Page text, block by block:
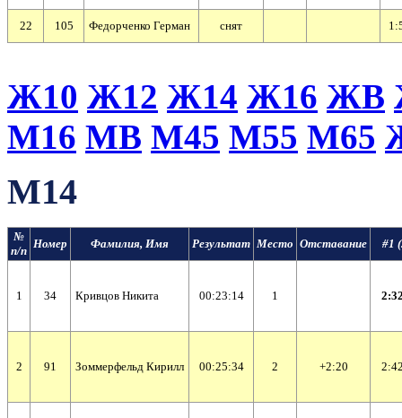
22 105 Федорченко Герман cнят
Ж10 Ж12 Ж14 Ж16 ЖВ
М16 МВ М45 М55 М65
М14
№
п/п
Номер Фамилия, Имя Результат Место Отставание #1
1 34 Кривцов Никита 00:23:14 1
2 91 Зоммерфельд Кирилл 00:25:34 2 +2:20